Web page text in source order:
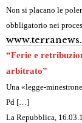
Non si placano le
obbligatorio nei
“Ferie e
arbitrato”
Una «legge-
Pd […]
La Repubblica,